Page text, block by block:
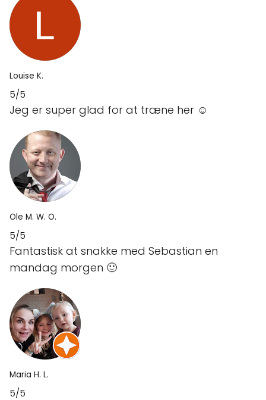
Louise K.
5/5
Jeg er super glad for at træne her ☺️
Ole M. W. O.
5/5
Fantastisk at snakke med Sebastian en
mandag morgen 🙂
Maria H. L.
5/5